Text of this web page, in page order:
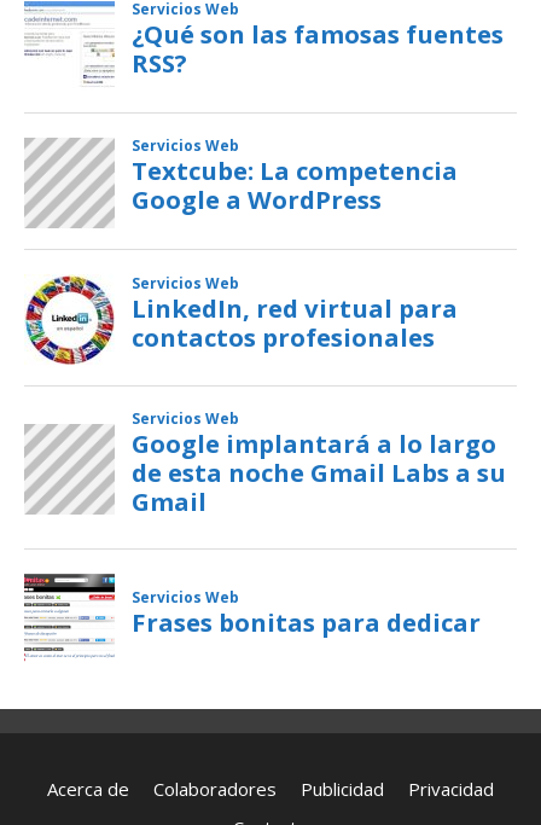
Acerca de Colaboradores Publicidad
Privacidad